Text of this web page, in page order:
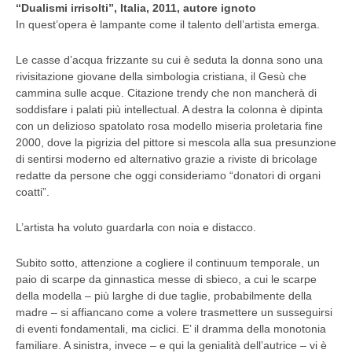
“Dualismi irrisolti”, Italia, 2011, autore ignoto
In quest’opera è lampante come il talento dell’artista emerga.
Le casse d’acqua frizzante su cui è seduta la donna sono una
rivisitazione giovane della simbologia cristiana, il Gesù che
cammina sulle acque. Citazione trendy che non mancherà di
soddisfare i palati più intellectual. A destra la colonna è dipinta
con un delizioso spatolato rosa modello miseria proletaria fine
2000, dove la pigrizia del pittore si mescola alla sua presunzione
di sentirsi moderno ed alternativo grazie a riviste di bricolage
redatte da persone che oggi consideriamo “donatori di organi
coatti”.
L’artista ha voluto guardarla con noia e distacco.
Subito sotto, attenzione a cogliere il continuum temporale, un
paio di scarpe da ginnastica messe di sbieco, a cui le scarpe
della modella – più larghe di due taglie, probabilmente della
madre – si affiancano come a volere trasmettere un susseguirsi
di eventi fondamentali, ma ciclici. E’ il dramma della monotonia
familiare. A sinistra, invece – e qui la genialità dell’autrice – vi è